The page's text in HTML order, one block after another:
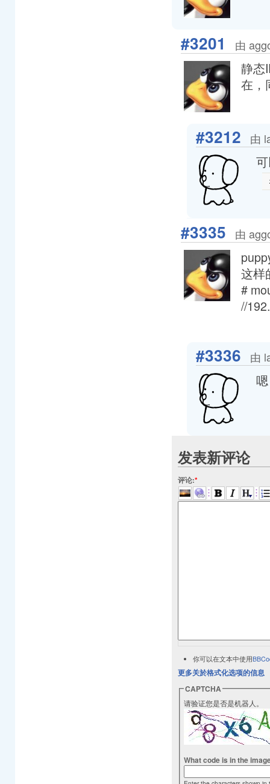
#3201 由
静态
在，
#3212 由
#3335 由
这样
#
//
#3336 由
发表新评论
评论:*
你可以在文本中使用
更多关於格式化选项的信息
CAPTCHA
请验证您是否是机器人。
What code is in the